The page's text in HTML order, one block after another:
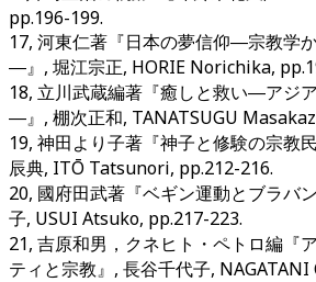
pp.196-199.
17, 河東仁著『日本の夢信仰―宗教学
―』, 堀江宗正, HORIE Norichika,
18, 立川武蔵編著『癒しと救い―アジ
―』, 棚次正和, TANATSUGU
19, 神田より子著『神子と修験の宗教
辰典, ITŌ Tatsunori, pp.212-216.
20, 國府田武著『ベギン運動とブラバ
子, USUI Atsuko, pp.217-223.
21, 吉原和男，クネヒト・ペトロ編『
ティと宗教』, 長谷千代子,